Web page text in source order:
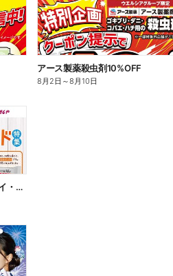
アース製薬殺虫剤10%OFF
8月2日 ～8月10日
私のカラダにちょうどいい。マイ・サプリフード